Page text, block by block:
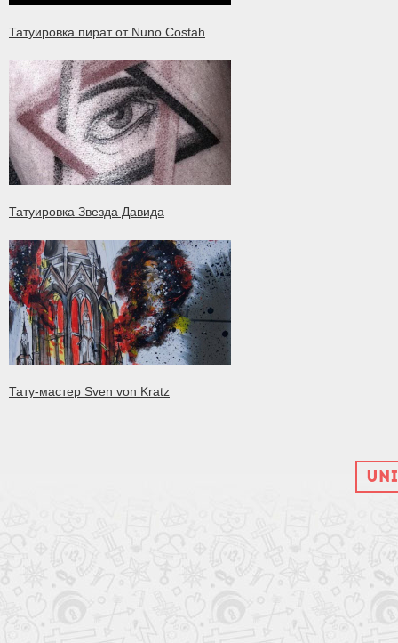
Татуировка пират от Nuno Costah
Татуировка Звезда Давида
Тату-мастер Sven von Kratz